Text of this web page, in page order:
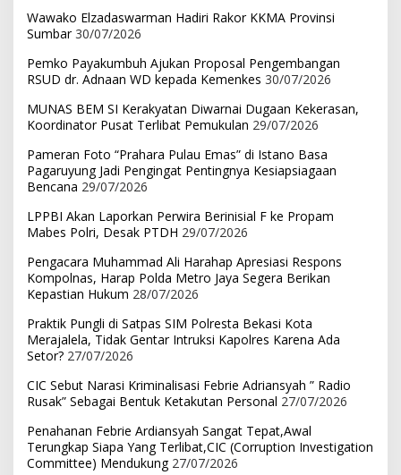
Wawako Elzadaswarman Hadiri Rakor KKMA Provinsi
Sumbar 30/07/2026
Pemko Payakumbuh Ajukan Proposal Pengembangan
RSUD dr. Adnaan WD kepada Kemenkes 30/07/2026
MUNAS BEM SI Kerakyatan Diwarnai Dugaan Kekerasan,
Koordinator Pusat Terlibat Pemukulan 29/07/2026
Pameran Foto “Prahara Pulau Emas” di Istano Basa
Pagaruyung Jadi Pengingat Pentingnya Kesiapsiagaan
Bencana 29/07/2026
LPPBI Akan Laporkan Perwira Berinisial F ke Propam
Mabes Polri, Desak PTDH 29/07/2026
Pengacara Muhammad Ali Harahap Apresiasi Respons
Kompolnas, Harap Polda Metro Jaya Segera Berikan
Kepastian Hukum 28/07/2026
Praktik Pungli di Satpas SIM Polresta Bekasi Kota
Merajalela, Tidak Gentar Intruksi Kapolres Karena Ada
Setor? 27/07/2026
CIC Sebut Narasi Kriminalisasi Febrie Adriansyah ” Radio
Rusak” Sebagai Bentuk Ketakutan Personal 27/07/2026
Penahanan Febrie Ardiansyah Sangat Tepat,Awal
Terungkap Siapa Yang Terlibat,CIC (Corruption Investigation
Committee) Mendukung 27/07/2026